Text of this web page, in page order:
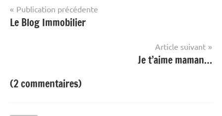
Navigation
de
Publication précédente
Le Blog Immobilier
Article suivant
Je t’aime maman…
(2 commentaires)